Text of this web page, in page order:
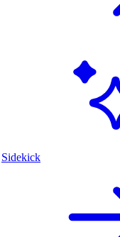
Sidekick